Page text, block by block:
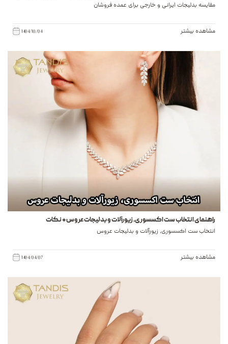
مقایسه بدلیجات ایرانی و خارجی برای عمده فروشان
مشاهده بیشتر 1404/10/04
راهنمای انتخاب ست اکسسوری، زیورآلات و بدلیجات عروس + نکات
انتخاب ست اکسسوری، زیورآلات و بدلیجات عروس
مشاهده بیشتر 1404/04/07